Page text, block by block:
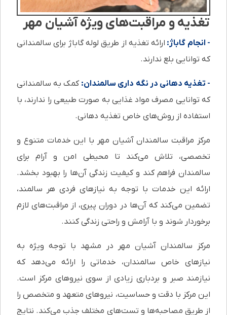
تغذیه و مراقبت‌های ویژه آشیان مهر
- انجام گاباژ: ارائه تغذیه از طریق لوله گاباژ برای سالمندانی
که توانایی بلع ندارند.
- تغذیه دهانی در نگه داری سالمندان: کمک به سالمندانی
که توانایی مصرف مواد غذایی به صورت طبیعی را ندارند، با
استفاده از روش‌های خاص تغذیه دهانی.
مرکز مراقبت سالمندان آشیان مهر با این خدمات متنوع و
تخصصی، تلاش می‌کند تا محیطی امن و آرام برای
سالمندان فراهم کند و کیفیت زندگی آن‌ها را بهبود بخشد.
ارائه این خدمات با توجه به نیازهای فردی هر سالمند،
تضمین می‌کند که آن‌ها در دوران پیری، از مراقبت‌های لازم
برخوردار شوند و با آرامش و راحتی زندگی کنند.
مرکز سالمندان آشیان مهر در مشهد با توجه ویژه به
نیازهای خاص سالمندان، خدماتی را ارائه می‌دهد که
نیازمند صبر و بردباری زیادی از سوی نیروهای مرکز است.
این مرکز با دقت و حساسیت، نیروهای متعهد و متخصص را
از طریق مصاحبه‌ها و تست‌های مختلف جذب می‌کند. نتایج